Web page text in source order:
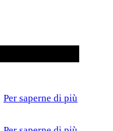
Per saperne di più